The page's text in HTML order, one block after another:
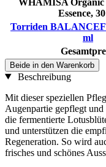
Essence,
Torriden
ml
Beide in den Warenkorb
Beschreibung
Mit dieser speziellen
Augenpartie gepflegt
die fermentierte
und unterstützen die
Regeneration. So wird
frisches und schönes